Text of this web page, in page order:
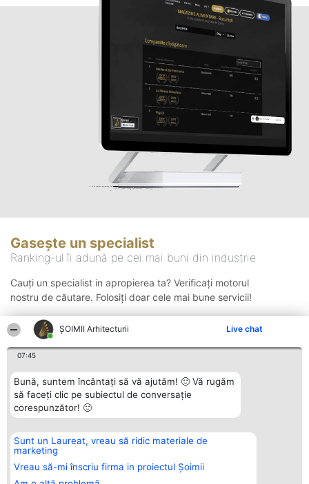
ȘOIMII Arhitecturii Live chat
07:45
Bună, suntem încântați să vă ajutăm! 🙂 Vă rugăm
să faceți clic pe subiectul de conversație
corespunzător! 🙂
Sunt un Laureat, vreau să ridic materiale de
marketing
Vreau să-mi înscriu firma in proiectul Șoimii
Gasește un specialist
Ranking-ul îi adună pe cei mai buni din industrie
Cauți un specialist in apropierea ta? Verificați motorul
nostru de căutare. Folosiți doar cele mai bune servicii!
Organizator Ranking
BRIGHT SOLUTIONS BR SRL
Aleea Timisul De Sus 2 Bl. A30
Sc. A Et. 4 Ap. 13 Cod 061952
Plebiscyt
Lista Tuturor
Laureaților
Contact